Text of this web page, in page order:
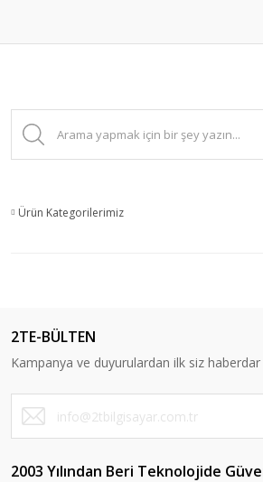
Ürün Kategorilerimiz
2TE-BÜLTEN
Kampanya ve duyurulardan ilk siz haberdar
2003 Yılından Beri Teknolojide